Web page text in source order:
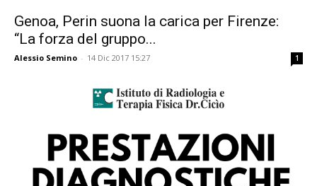
Genoa, Perin suona la carica per Firenze:
“La forza del gruppo...
Alessio Semino - 14 Dic 2017 15:27 1